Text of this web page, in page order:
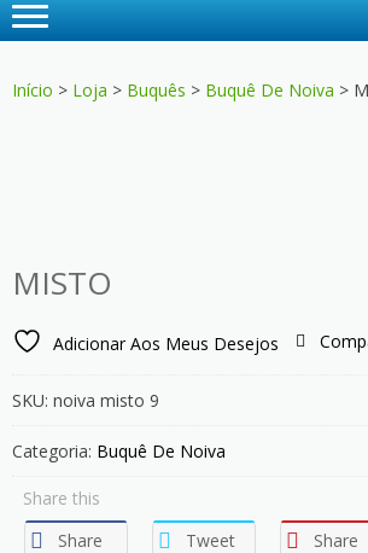
Início > Loja > Buquês > Buquê De Noiva >
MISTO
Adicionar Aos Meus Desejos
SKU: noiva misto 9
Categoria: Buquê De Noiva
Share this
Share
Tweet Share